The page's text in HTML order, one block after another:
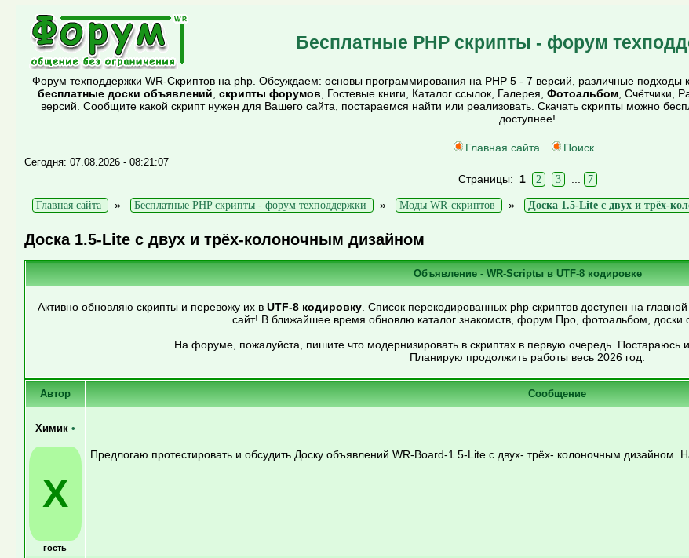
Бесплатные PHP скрипты - форум
Форум техподдержки WR-Скриптов на php. Обсуждаем: основы программирования на PHP 5 - 7 версий, различные подходы
бесплатные доски объявлений скрипты форумов , Гостевые книги, Каталог ссылок, Галерея, Фотоальбом, Счётчики,
версий. Сообщите какой скрипт нужен для Вашего сайта, постараемся найти или реализовать. Скачать скрипты можно
доступнее!
Главная сайта Поиск
Сегодня: 07.08.2026 - 08:21:07
Страницы: 1 2 3 ... 7
Главная сайта » Бесплатные PHP скрипты - форум техподдержки » Моды WR-скриптов » Доска 1.5-Lite с двух и трёх-
Доска 1.5-Lite с двух и трёх-колоночным дизайном
Объявление - WR-Scriptы в UTF-8 кодировке
Активно обновляю скрипты и перевожу их в UTF-8 кодировку. Список перекодированных php скриптов доступен на
сайт! В ближайшее время обновлю каталог знакомств, форум Про, фотоальбом,
На форуме, пожалуйста, пишите что модернизировать в скриптах в первую очередь. Постараюсь
Планирую продолжить работы весь 2026 год.
Автор Сообщение
Химик •
Х
гость
Предлогаю протестировать и обсудить Доску объявлений WR-Board-1.5-Lite с двух- трёх- колоночным дизайном.